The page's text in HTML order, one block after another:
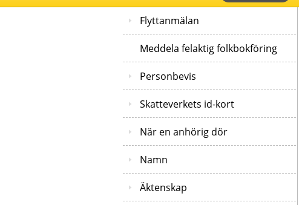
Flyttanmälan
Meddela felaktig folkbokföring
Personbevis
Skatteverkets id-kort
När en anhörig dör
Namn
Äktenskap